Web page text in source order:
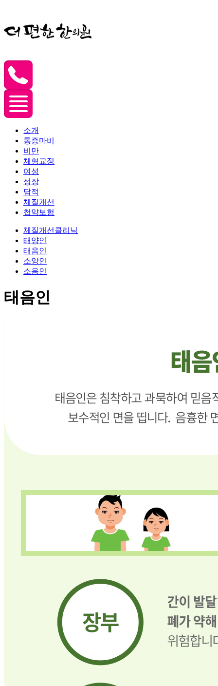
소개
통증마비
비만
체형교정
여성
성장
담적
체질개선
첩약보험
체질개선클리닉
태양인
태음인
소양인
소음인
태음인